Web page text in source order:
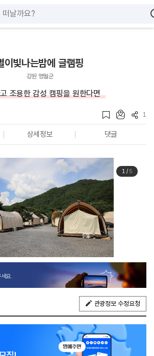
이빛나는밤에 글램핑
강원 영월군
조용한 감성 캠핑을 원한다면
1
상세정보 댓글
1/ 5
요.
관광정보 수정요청